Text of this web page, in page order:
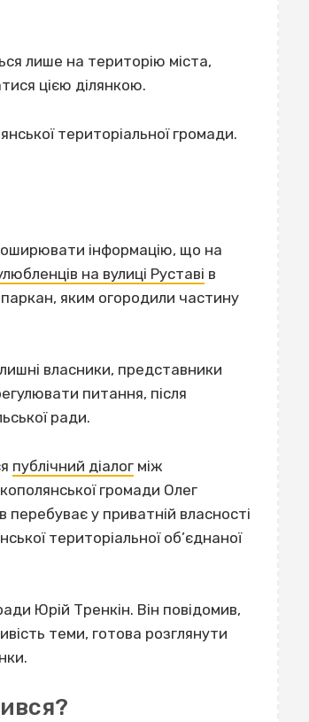
лише на територію міста,
цією ділянкою.
територіальної громади.
інформацію, що на
на вулиці Руставі в
яким огородили частину
власники, представники
питання, після
ради.
публічний діалог між
громади Олег
перебуває у приватній власності
територіальної об’єднаної
Юрій Тренкін. Він повідомив,
теми, готова розглянути